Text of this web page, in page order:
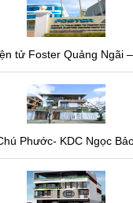
tử Foster Quảng Ngãi
Phước- KDC Ngọc